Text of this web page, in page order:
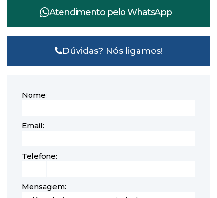
Atendimento peloWhatsApp
Dúvidas? Nós ligamos!
Nome:
Email:
Telefone:
Mensagem: